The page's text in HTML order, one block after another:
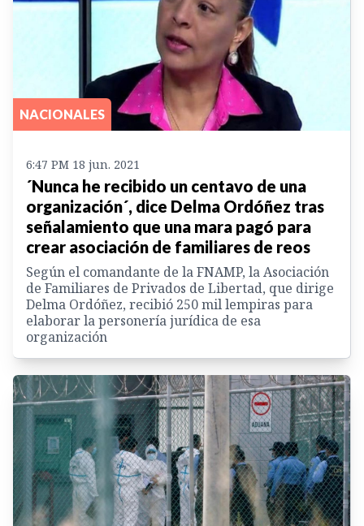
NACIONALES
6:47 PM 18 jun. 2021
´Nunca he recibido un centavo de una
organización´, dice Delma Ordóñez tras
señalamiento que una mara pagó para
crear asociación de familiares de reos
Según el comandante de la FNAMP, la Asociación
de Familiares de Privados de Libertad, que dirige
Delma Ordóñez, recibió 250 mil lempiras para
elaborar la personería jurídica de esa
organización